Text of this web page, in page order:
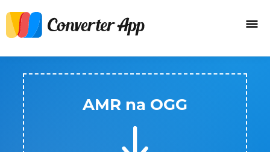
AMR na OGG